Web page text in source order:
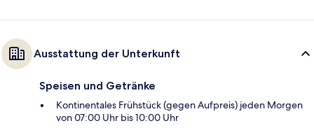
Ausstattung der Unterkunft
Speisen und Getränke
Kontinentales Frühstück (gegen Aufpreis) jeden Morgen
von 07:00 Uhr bis 10:00 Uhr